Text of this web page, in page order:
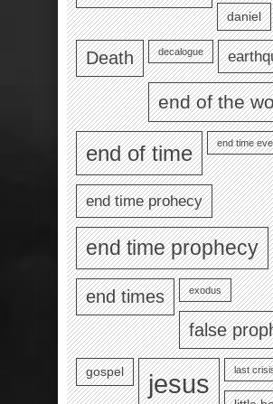
daniel
Death decalogue
end of the
end of time end time
end time prohecy
end time prophecy
end times exodus
false
gospel jesus last